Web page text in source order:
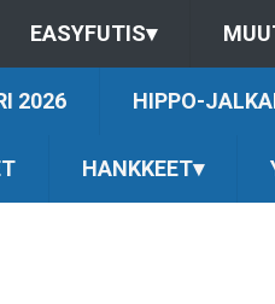
EASYFUTIS▾
2026 HIPPO-
HANKKEET▾